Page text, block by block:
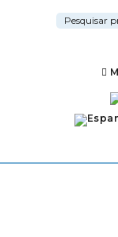
Pesquisar
por: